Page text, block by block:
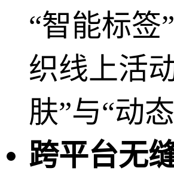
“智能标签
织线上活
肤”与“动
跨平台无